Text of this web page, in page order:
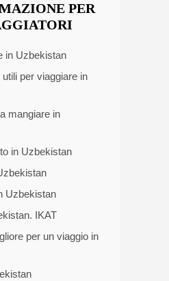
PER
in Uzbekistan
per viaggiare in
mangiare in
in Uzbekistan
Uzbekistan
IKAT
per un viaggio in